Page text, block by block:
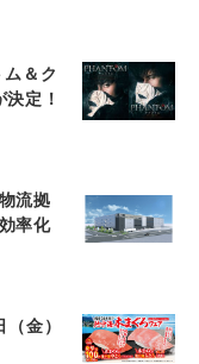
＆ク
定！
流拠
率化
金）